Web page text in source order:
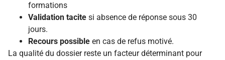
formations
Validation tacite si absence de réponse sous 30
jours.
Recours possible en cas de refus motivé.
La qualité du dossier reste un facteur déterminant pour